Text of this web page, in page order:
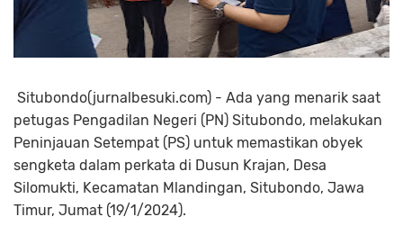
Situbondo(jurnalbesuki.com) - Ada yang menarik saat
petugas Pengadilan Negeri (PN) Situbondo, melakukan
Peninjauan Setempat (PS) untuk memastikan obyek
sengketa dalam perkata di Dusun Krajan, Desa
Silomukti, Kecamatan Mlandingan, Situbondo, Jawa
Timur, Jumat (19/1/2024).